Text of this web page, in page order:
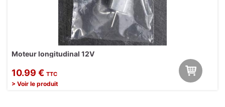
Moteur longitudinal 12V
10.99 € TTC
> Voir le produit